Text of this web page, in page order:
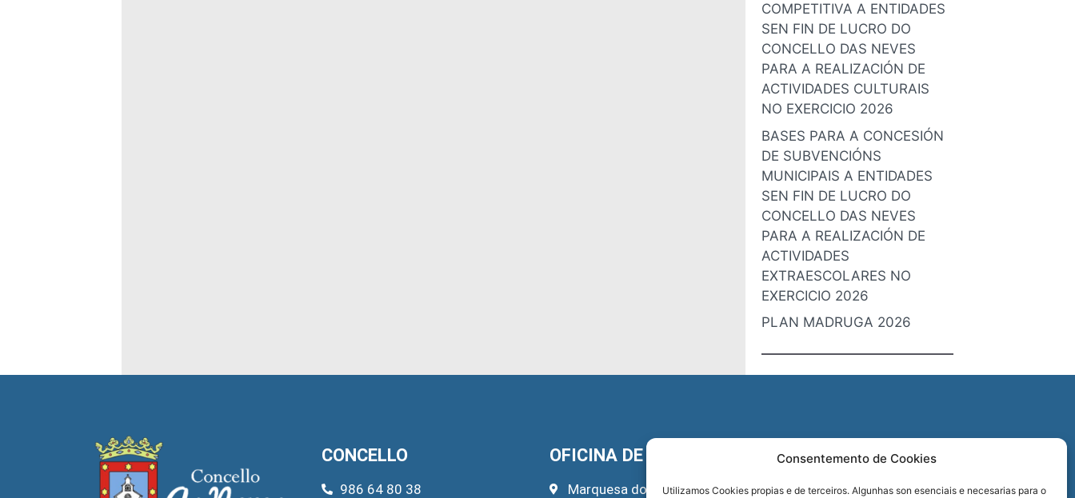
Consentemento de Cookies
Utilizamos Cookies propias e de terceiros. Algunhas son esenciais e necesarias para o
COMPETITIVA A ENTIDADES
SEN FIN DE LUCRO DO
CONCELLO DAS NEVES
PARA A REALIZACIÓN DE
ACTIVIDADES CULTURAIS
NO EXERCICIO 2026
BASES PARA A CONCESIÓN
DE SUBVENCIÓNS
MUNICIPAIS A ENTIDADES
SEN FIN DE LUCRO DO
CONCELLO DAS NEVES
PARA A REALIZACIÓN DE
ACTIVIDADES
EXTRAESCOLARES NO
EXERCICIO 2026
PLAN MADRUGA 2026
CONCELLO
986 64 80 38
OFICINA DE TURISMO
Marquesa do Pazo, 22
REDES SOCIAIS